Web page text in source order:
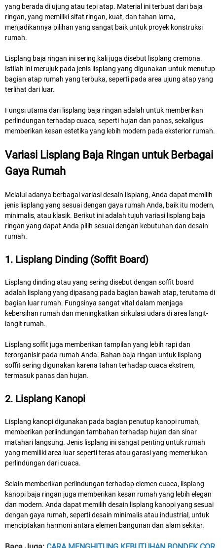
yang berada di ujung atau tepi atap. Material ini terbuat dari baja
ringan, yang memiliki sifat ringan, kuat, dan tahan lama,
menjadikannya pilihan yang sangat baik untuk proyek konstruksi
rumah.
Lisplang baja ringan ini sering kali juga disebut lisplang cremona.
Istilah ini merujuk pada jenis lisplang yang digunakan untuk menutup
bagian atap rumah yang terbuka, seperti pada area ujung atap yang
terlihat dari luar.
Fungsi utama dari lisplang baja ringan adalah untuk memberikan
perlindungan terhadap cuaca, seperti hujan dan panas, sekaligus
memberikan kesan estetika yang lebih modern pada eksterior rumah.
Variasi Lisplang Baja Ringan untuk Berbagai
Gaya Rumah
Melalui adanya berbagai variasi desain lisplang, Anda dapat memilih
jenis lisplang yang sesuai dengan gaya rumah Anda, baik itu modern,
minimalis, atau klasik. Berikut ini adalah tujuh variasi lisplang baja
ringan yang dapat Anda pilih sesuai dengan kebutuhan dan desain
rumah.
1. Lisplang Dinding (Soffit Board)
Lisplang dinding atau yang sering disebut dengan soffit board
adalah lisplang yang dipasang pada bagian bawah atap, terutama di
bagian luar rumah. Fungsinya sangat vital dalam menjaga
kebersihan rumah dan meningkatkan sirkulasi udara di area langit-
langit rumah.
Lisplang soffit juga memberikan tampilan yang lebih rapi dan
terorganisir pada rumah Anda. Bahan baja ringan untuk lisplang
soffit sering digunakan karena tahan terhadap cuaca ekstrem,
termasuk panas dan hujan.
2. Lisplang Kanopi
Lisplang kanopi digunakan pada bagian penutup kanopi rumah,
memberikan perlindungan tambahan terhadap hujan dan sinar
matahari langsung. Jenis lisplang ini sangat penting untuk rumah
yang memiliki area luar seperti teras atau garasi yang memerlukan
perlindungan dari cuaca.
Selain memberikan perlindungan terhadap elemen cuaca, lisplang
kanopi baja ringan juga memberikan kesan rumah yang lebih elegan
dan modern. Anda dapat memilih desain lisplang kanopi yang sesuai
dengan gaya rumah, seperti desain minimalis atau industrial, untuk
menciptakan harmoni antara elemen bangunan dan alam sekitar.